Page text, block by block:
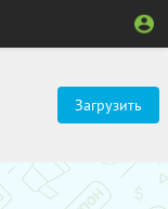
Загрузить